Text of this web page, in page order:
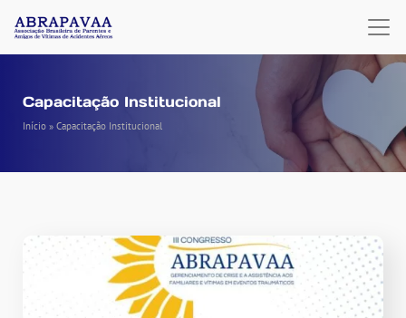
Capacitação Institucional
Início » Capacitação Institucional